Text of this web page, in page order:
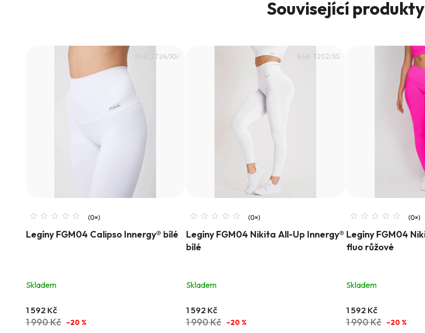
Související produkty
Legíny FGM04 Calipso Innergy® bílé
Skladem
1 592 Kč
1 990 Kč –20 %
2724/XS/
Legíny FGM04 Nikita All-Up Innergy®
bílé
Skladem
1 592 Kč
1 990 Kč –20 %
Kód: 3202/XS
Legíny FGM04
fluo růžové
Skladem
1 592 Kč
1 990 Kč –20 %